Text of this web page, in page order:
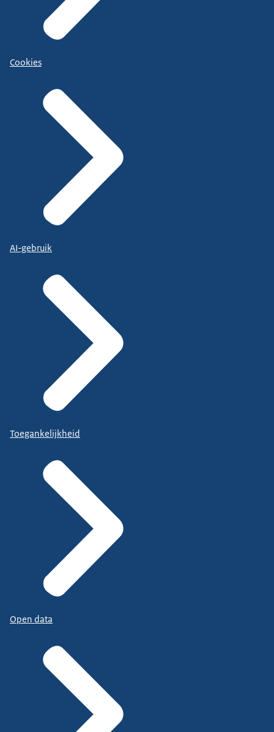
Cookies
AI-gebruik
Toegankelijkheid
Open data